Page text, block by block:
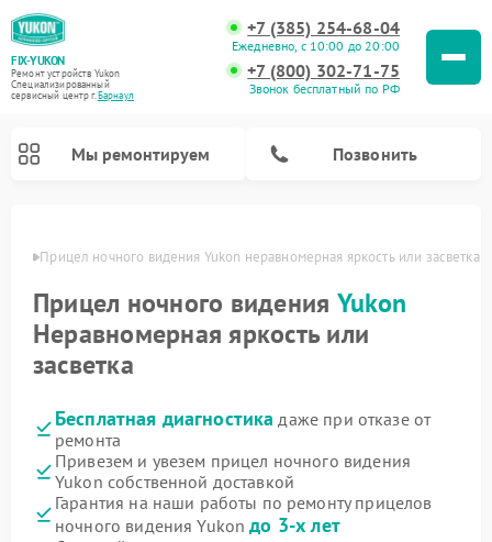
FIX-YUKON
Ремонт устройств Yukon
Специализированный
cервисный центр г.Барнаул
+7 (385) 254-68-04
Ежедневно, с 10:00 до 20:00
+7 (800) 302-71-75
Звонок бесплатный по РФ
Мы ремонтируем Позвонить
Прицел ночного видения Yukon неравномерная яркость или засветка
Прицел ночного видения Yukon
Неравномерная яркость или
засветка
Бесплатная диагностика даже при отказе от
ремонта
Привезем и увезем прицел ночного видения
Yukon собственной доставкой
Гарантия на наши работы по ремонту прицелов
ночного видения Yukonдо 3-х лет